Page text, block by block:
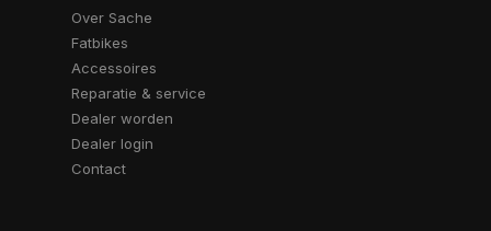
Over Sache
Fatbikes
Accessoires
Reparatie & service
Dealer worden
Dealer login
Contact